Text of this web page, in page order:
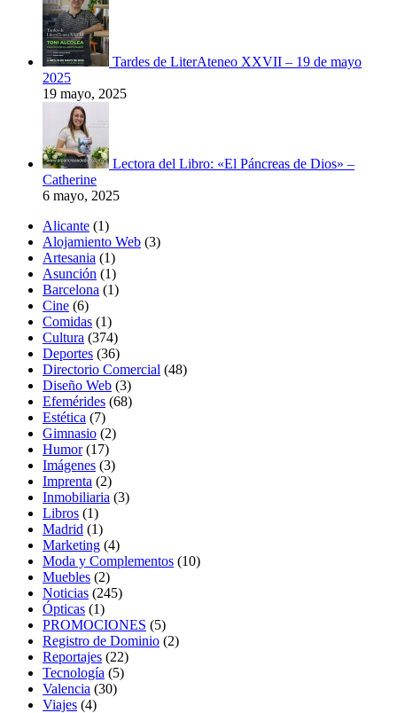
Tardes de LiterAteneo XXVII – 19 de mayo
2025
19 mayo, 2025
Lectora del Libro: «El Páncreas de Dios» –
Catherine
6 mayo, 2025
Alicante (1)
Alojamiento Web (3)
Artesania (1)
Asunción (1)
Barcelona (1)
Cine (6)
Comidas (1)
Cultura (374)
Deportes (36)
Directorio Comercial (48)
Diseño Web (3)
Efemérides (68)
Estética (7)
Gimnasio (2)
Humor(17)
Imágenes (3)
Imprenta (2)
Inmobiliaria (3)
Libros (1)
Madrid (1)
Marketing (4)
Moda y Complementos (10)
Muebles (2)
Noticias (245)
Ópticas (1)
PROMOCIONES (5)
Registro de Dominio (2)
Reportajes (22)
Tecnología (5)
Valencia (30)
Viajes (4)